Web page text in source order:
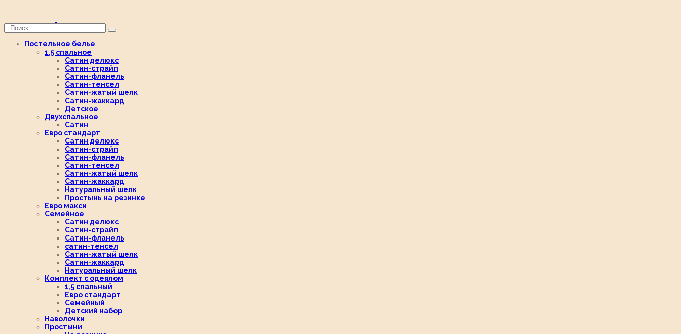
Постельное белье
1,5 спальное
Сатин делюкс
Сатин-страйп
Сатин-фланель
Сатин-тенсел
Сатин-жатый шелк
Сатин-жаккард
Детское
Двухспальное
Сатин
Евро стандарт
Сатин делюкс
Сатин-страйп
Сатин-фланель
Сатин-тенсел
Сатин-жатый шелк
Сатин-жаккард
Натуральный шелк
Простынь на резинке
Евро макси
Семейное
Сатин делюкс
Сатин-страйп
Сатин-фланель
сатин-тенсел
Сатин-жатый шелк
Сатин-жаккард
Натуральный шелк
Комплект с одеялом
1,5 спальный
Евро стандарт
Семейный
Детский набор
Наволочки
Простыни